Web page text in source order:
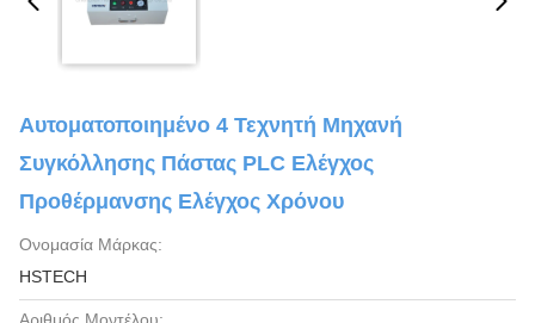
Αυτοματοποιημένο 4 Τεχνητή Μηχανή
Συγκόλλησης Πάστας PLC Ελέγχος
Προθέρμανσης Ελέγχος Χρόνου
Ονομασία Μάρκας:
HSTECH